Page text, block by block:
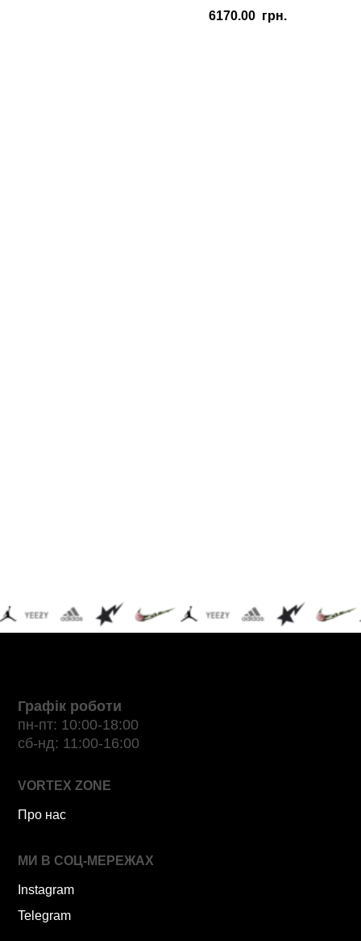
6170.00 грн.
Графік роботи
пн-пт: 10:00-18:00
сб-нд: 11:00-16:00
VORTEX ZONE
Про нас
МИ В СОЦ-МЕРЕЖАХ
Instagram
Telegram